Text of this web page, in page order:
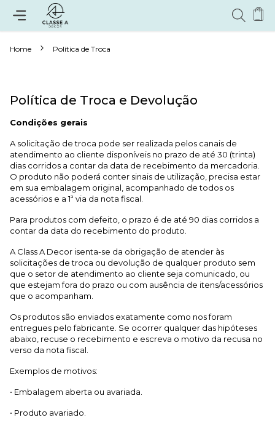
Home Política de Troca
Política de Troca e Devolução
Condições gerais
A solicitação de troca pode ser realizada pelos canais de
atendimento ao cliente disponíveis no prazo de até 30 (trinta)
dias corridos a contar da data de recebimento da mercadoria.
O produto não poderá conter sinais de utilização, precisa estar
em sua embalagem original, acompanhado de todos os
acessórios e a 1ª via da nota fiscal.
Para produtos com defeito, o prazo é de até 90 dias corridos a
contar da data do recebimento do produto.
A Class A Decor isenta-se da obrigação de atender às
solicitações de troca ou devolução de qualquer produto sem
que o setor de atendimento ao cliente seja comunicado, ou
que estejam fora do prazo ou com ausência de itens/acessórios
que o acompanham.
Os produtos são enviados exatamente como nos foram
entregues pelo fabricante. Se ocorrer qualquer das hipóteses
abaixo, recuse o recebimento e escreva o motivo da recusa no
verso da nota fiscal.
Exemplos de motivos:
• Embalagem aberta ou avariada.
• Produto avariado.